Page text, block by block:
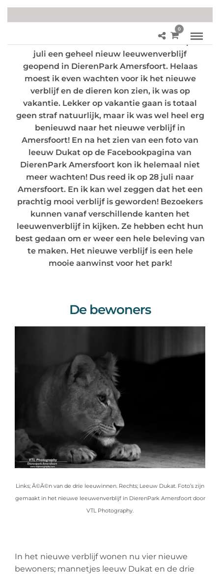
0
Aan de rand van de stad der oudheid is op 8
juli een geheel nieuw leeuwenverblijf
geopend in DierenPark Amersfoort. Helaas
moest ik even wachten voor ik het nieuwe
verblijf en de dieren kon zien, ik was op
vakantie. Lekker op vakantie gaan is totaal
geen straf natuurlijk, maar ik was wel heel erg
benieuwd naar het nieuwe verblijf in
Amersfoort! En na het zien van een foto van
leeuw Dukat op de Facebookpagina van
DierenPark Amersfoort kon ik helemaal niet
meer wachten! Dus reed ik op 28 juli naar
Amersfoort. En ik kan wel zeggen dat het een
prachtig mooi verblijf is geworden! Bezoekers
kunnen vanaf verschillende kanten het
leeuwenverblijf in kijken. Ze hebben echt hun
best gedaan om er weer een hele beleving van
te maken. Het nieuwe verblijf is een hele
mooie aanwinst voor het park!
De bewoners
Links; Ã©Ã©n van de drie leeuwinnen. Rechts; Leeuw Dukat. Foto’s zijn
gemaakt in het nieuwe leeuwenverblijf in DierenPark Amersfoort door
VTL Photography.
In het nieuwe verblijf wonen nu vier nieuwe
bewoners; mannetjes leeuw Dukat en de drie